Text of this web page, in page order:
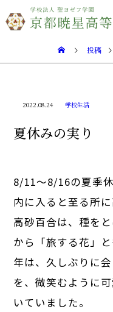
投稿
2022.08.24 学校生活
夏休みの実り
8/11～8/16の夏季
内に入ると至る所
高砂百合は、種を
から「旅する花」
年は、久しぶりに
を、微笑むように
いていました。